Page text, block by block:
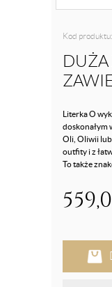
Kod produktu:
DUŻA
Literka O
doskonałym
Oli, Oliwii
outfity i z
To także